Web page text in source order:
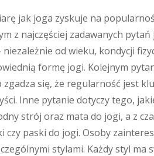
jak joga zyskuje na
z najczęściej zadawanych
niezależnie od wieku, kondycji
formę jogi. Kolejnym
zgadza się, że regularność jest
Inne pytanie dotyczy tego,
strój oraz mata do jogi, a z
czy paski do jogi. Osoby
stylami. Każdy styl